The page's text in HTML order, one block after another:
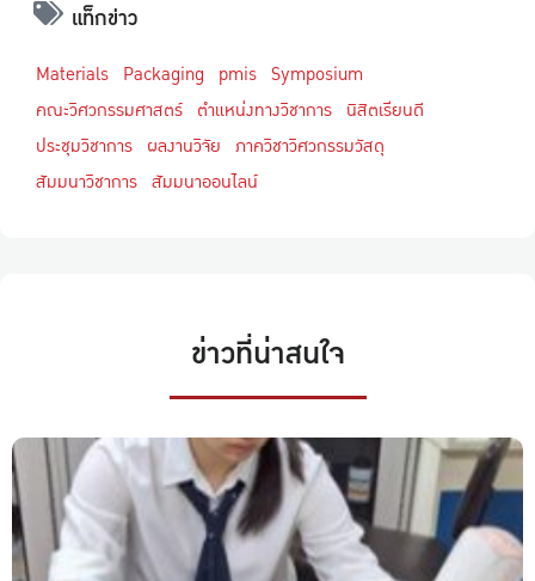
แท็กข่าว
Materials Packaging pmis Symposium
คณะวิศวกรรมศาสตร์ ตำแหน่งทางวิชาการ นิสิตเรียนดี
ประชุมวิชาการ ผลงานวิจัย ภาควิชาวิศวกรรมวัสดุ
สัมมนาวิชาการ สัมมนาออนไลน์
ข่าวที่น่าสนใจ